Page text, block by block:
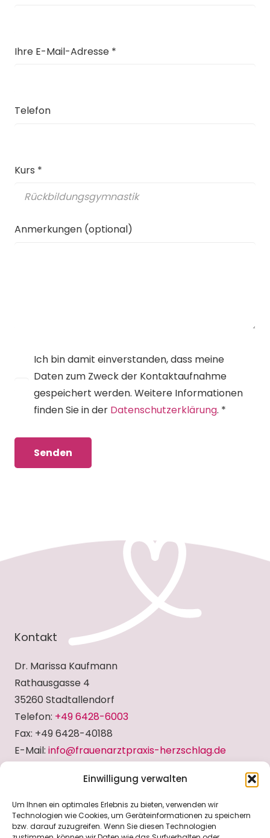
Einwilligung verwalten
Um Ihnen ein optimales Erlebnis zu bieten, verwenden wir
Technologien wie Cookies, um Geräteinformationen zu speichern
bzw. darauf zuzugreifen. Wenn Sie diesen Technologien
Ihre E-Mail-Adresse *
Telefon
Kurs *
Anmerkungen (optional)
Ich bin damit einverstanden, dass meine
Daten zum Zweck der Kontaktaufnahme
gespeichert werden. Weitere Informationen
finden Sie in der Datenschutzerklärung. *
Kontakt
Dr. Marissa Kaufmann
Rathausgasse 4
35260 Stadtallendorf
Telefon: +49 6428-6003
Fax: +49 6428-40188
E-Mail: info@frauenarztpraxis-herzschlag.de
Mo.
8:00 bis 12:30 Uhr u. 15:00 bis 17:30 Uhr